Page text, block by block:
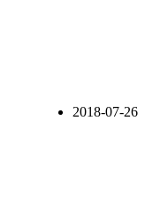
2018-07-26